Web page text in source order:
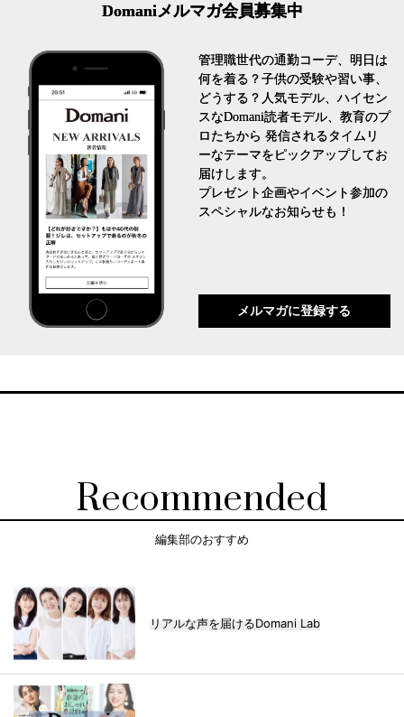
Domaniメルマガ会員募集中
管理職世代の通勤コーデ、明日は
何を着る？子供の受験や習い事、
どうする？人気モデル、ハイセン
スなDomani読者モデル、教育のプ
ロたちから 発信されるタイムリ
ーなテーマをピックアップしてお
届けします。
プレゼント企画やイベント参加の
スペシャルなお知らせも！
メルマガに登録する
Recommended
編集部のおすすめ
リアルな声を届けるDomani Lab